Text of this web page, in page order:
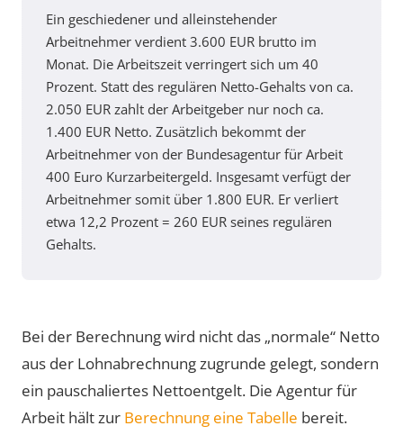
Ein geschiedener und alleinstehender
Arbeitnehmer verdient 3.600 EUR brutto im
Monat. Die Arbeitszeit verringert sich um 40
Prozent. Statt des regulären Netto-Gehalts von ca.
2.050 EUR zahlt der Arbeitgeber nur noch ca.
1.400 EUR Netto. Zusätzlich bekommt der
Arbeitnehmer von der Bundesagentur für Arbeit
400 Euro Kurzarbeitergeld. Insgesamt verfügt der
Arbeitnehmer somit über 1.800 EUR. Er verliert
etwa 12,2 Prozent = 260 EUR seines regulären
Gehalts.
Bei der Berechnung wird nicht das „normale“ Netto
aus der Lohnabrechnung zugrunde gelegt, sondern
ein pauschaliertes Nettoentgelt. Die Agentur für
Arbeit hält zur Berechnung eine Tabelle bereit.